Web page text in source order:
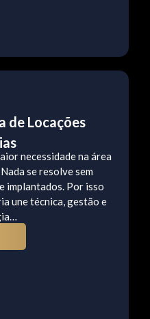
de Locações
necessidade na área
se resolve sem
implantados. Por isso
une técnica, gestão e